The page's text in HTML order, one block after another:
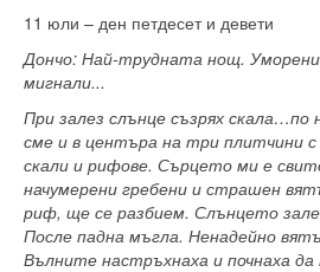
11 юли – ден петдесет и девети
Дончо: Най-трудната нощ.
мигнали...
При залез слънце съзрях скала…по
сме и в центъра на три плитчини
скали и рифове. Сърцето ми е
начумерени гребени и страшен
риф, ще се разбием. Слънцето
После падна мъгла. Ненадейно
Вълните настръхнаха и почнаха